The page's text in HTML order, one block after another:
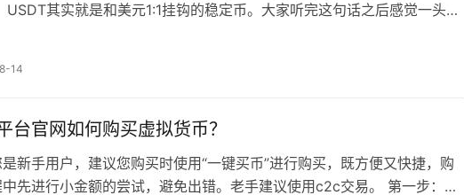
USDT其实就是和美元1:1挂钩的稳定币。大家听完这句话之后感觉一头雾
14
台官网如何购买虚拟货币？
新手用户，建议您购买时使用“一键买币”进行购买，既方便又快捷，购
先进行小金额的尝试，避免出错。老手建议使用c2c交易。 第一步：需